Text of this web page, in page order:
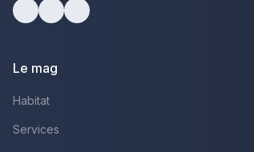
Le mag
Habitat
Services